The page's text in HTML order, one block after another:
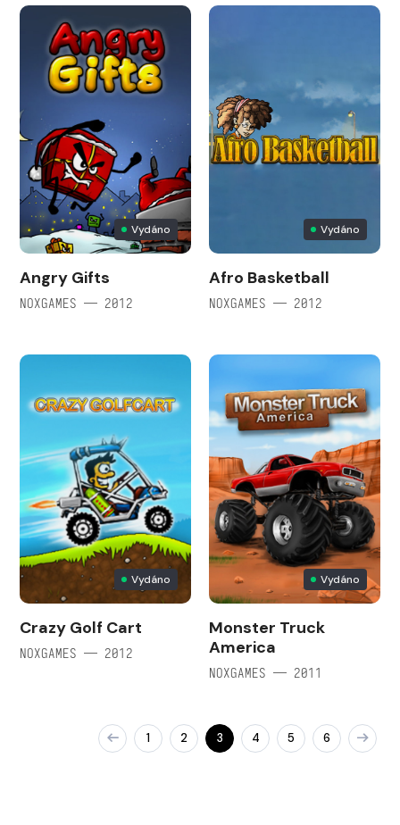
Vydáno
Angry Gifts
NOXGAMES — 2012
Vydáno
Afro Basketball
NOXGAMES — 2012
Vydáno
Crazy Golf Cart
NOXGAMES — 2012
Vydáno
Monster Truck
America
NOXGAMES — 2011
1 2 3 4 5 6